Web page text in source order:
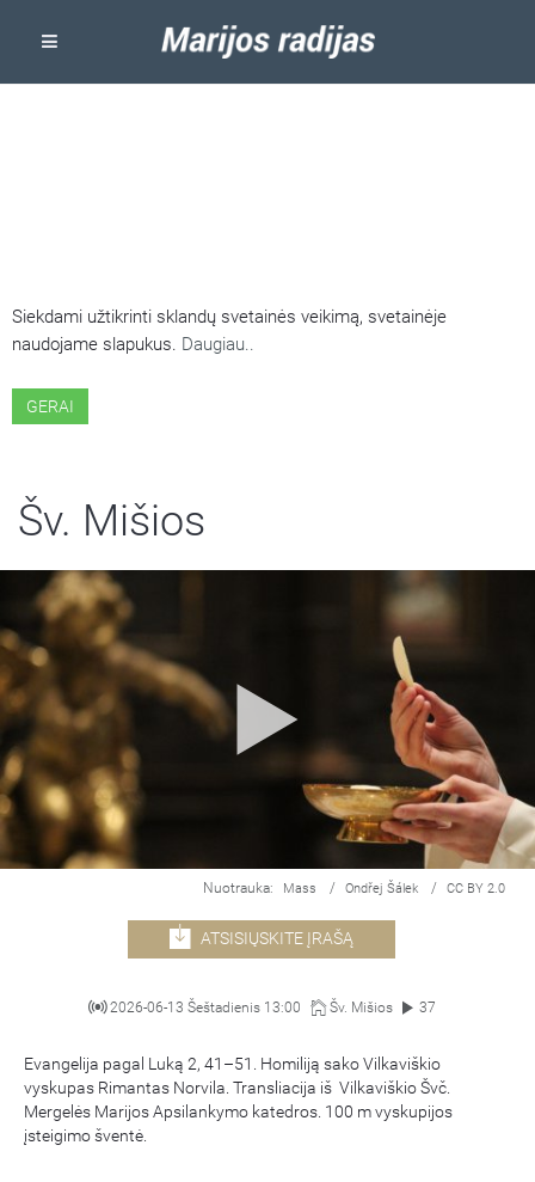
Siekdami užtikrinti sklandų svetainės veikimą, svetainėje
naudojame slapukus. Daugiau..
GERAI
Šv. Mišios
Nuotrauka: Mass / Ondřej Šálek / CC BY 2.0
ATSISIŲSKITE ĮRAŠĄ
2026-06-13 Šeštadienis 13:00 Šv. Mišios 37
Evangelija pagal Luką 2, 41–51. Homiliją sako Vilkaviškio
vyskupas Rimantas Norvila. Transliacija iš Vilkaviškio Švč.
Mergelės Marijos Apsilankymo katedros. 100 m vyskupijos
įsteigimo šventė.